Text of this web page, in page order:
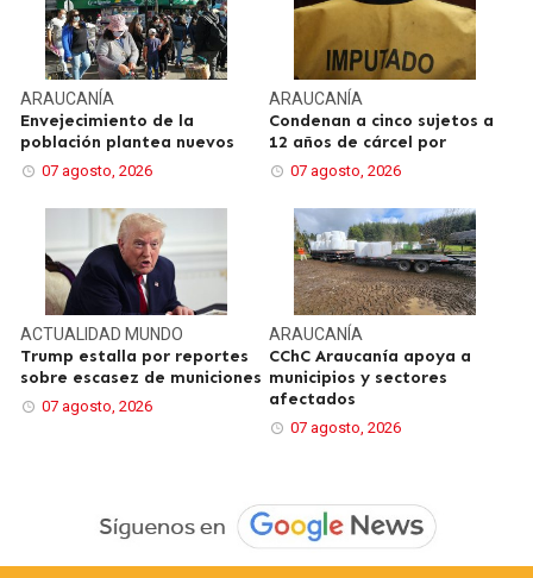
ARAUCANÍA
Envejecimiento de la
población plantea nuevos
07 agosto, 2026
ARAUCANÍA
Condenan a cinco sujetos a
12 años de cárcel por
07 agosto, 2026
ACTUALIDAD MUNDO
Trump estalla por reportes
sobre escasez de municiones
07 agosto, 2026
ARAUCANÍA
CChC Araucanía apoya a
municipios y sectores
afectados
07 agosto, 2026